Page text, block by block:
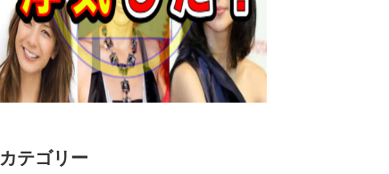
カテゴリー